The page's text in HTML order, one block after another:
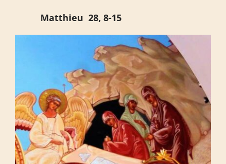
Matthieu 28, 8-15